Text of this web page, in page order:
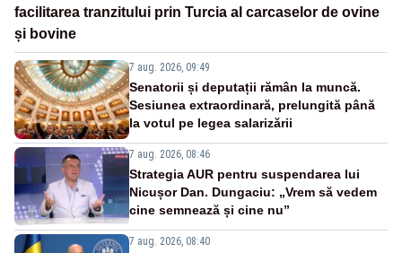
facilitarea tranzitului prin Turcia al carcaselor de ovine
și bovine
7 aug. 2026, 09:49
Senatorii și deputații rămân la muncă.
Sesiunea extraordinară, prelungită până
la votul pe legea salarizării
7 aug. 2026, 08:46
Strategia AUR pentru suspendarea lui
Nicușor Dan. Dungaciu: „Vrem să vedem
cine semnează și cine nu”
7 aug. 2026, 08:40